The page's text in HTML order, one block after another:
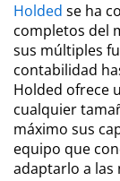
Holded se ha
completos del
sus múltiples
contabilidad
Holded ofrece
cualquier
máximo sus
equipo que
adaptarlo a las